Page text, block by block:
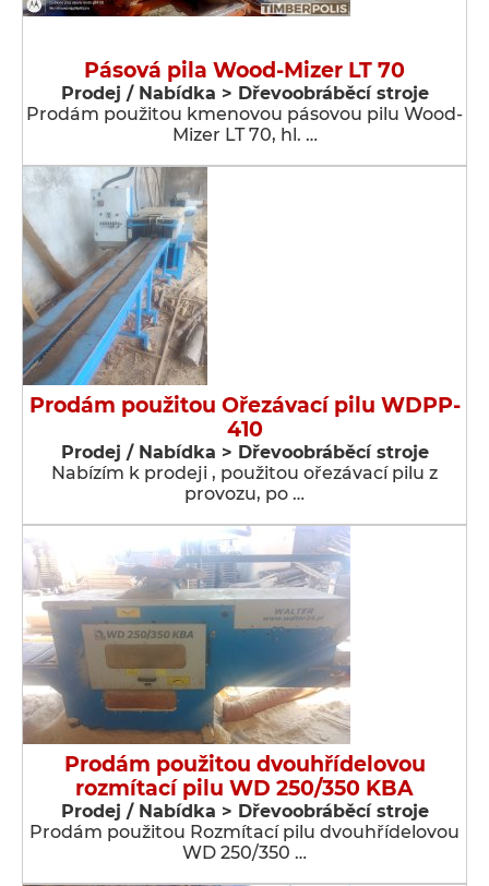
Pásová pila Wood-Mizer LT 70
Prodej / Nabídka > Dřevoobráběcí stroje
Prodám použitou kmenovou pásovou pilu Wood-
Mizer LT 70, hl. …
Prodám použitou Ořezávací pilu WDPP-
410
Prodej / Nabídka > Dřevoobráběcí stroje
Nabízím k prodeji , použitou ořezávací pilu z
provozu, po …
Prodám použitou dvouhřídelovou
rozmítací pilu WD 250/350 KBA
Prodej / Nabídka > Dřevoobráběcí stroje
Prodám použitou Rozmítací pilu dvouhřídelovou
WD 250/350 …